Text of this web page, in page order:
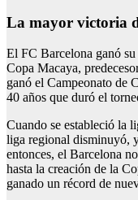
La mayor victoria
El FC Barcelona ganó
Copa Macaya,
ganó el Campeonato de
40 años que duró el
Cuando se estableció la
liga regional disminuyó,
entonces, el Barcelona
hasta la creación de la
ganado un récord de